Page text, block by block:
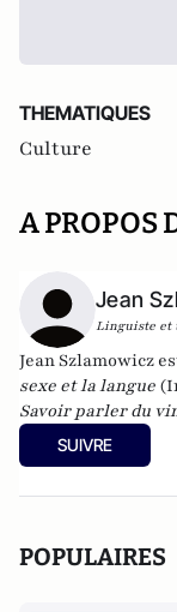
THEMATIQUES
Culture
A PROPOS
Jean
Linguiste et
Jean Szlamowicz
sexe et la langue
Savoir parler du
point sur les idées
l’ouvrage collectif
SUIVRE
POPULAIRES